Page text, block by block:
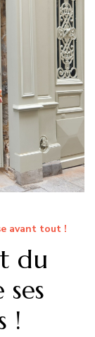
avant tout !
du
!